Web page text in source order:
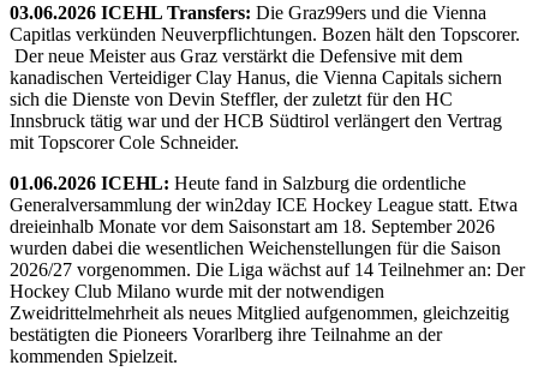
03.06.2026 ICEHL Transfers: Die Graz99ers und die Vienna
Capitlas verkünden Neuverpflichtungen. Bozen hält den Topscorer.
Der neue Meister aus Graz verstärkt die Defensive mit dem
kanadischen Verteidiger Clay Hanus, die Vienna Capitals sichern
sich die Dienste von Devin Steffler, der zuletzt für den HC
Innsbruck tätig war und der HCB Südtirol verlängert den Vertrag
mit Topscorer Cole Schneider.
01.06.2026 ICEHL: Heute fand in Salzburg die ordentliche
Generalversammlung der win2day ICE Hockey League statt. Etwa
dreieinhalb Monate vor dem Saisonstart am 18. September 2026
wurden dabei die wesentlichen Weichenstellungen für die Saison
2026/27 vorgenommen. Die Liga wächst auf 14 Teilnehmer an: Der
Hockey Club Milano wurde mit der notwendigen
Zweidrittelmehrheit als neues Mitglied aufgenommen, gleichzeitig
bestätigten die Pioneers Vorarlberg ihre Teilnahme an der
kommenden Spielzeit.